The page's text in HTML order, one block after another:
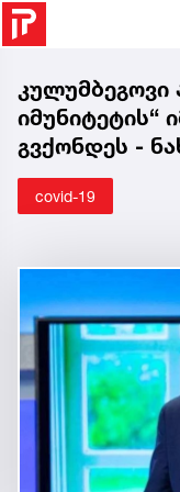
კულუმბეგოვი
იმუნიტეტის“
გვქონდეს -
covid-19